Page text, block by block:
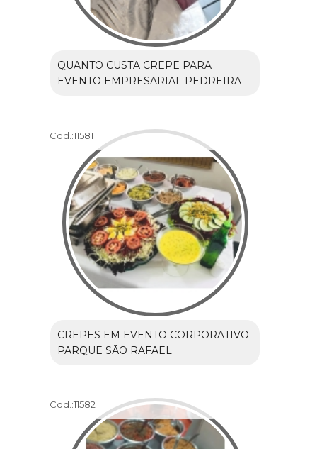
QUANTO CUSTA CREPE PARA
EVENTO EMPRESARIAL PEDREIRA
Cod.:11581
CREPES EM EVENTO CORPORATIVO
PARQUE SÃO RAFAEL
Cod.:11582